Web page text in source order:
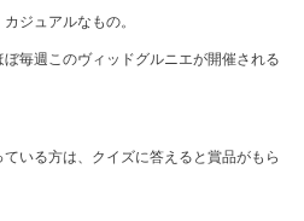
ジュアルなもの。
毎週このヴィッドグルニエが開催される
いる方は、クイズに答えると賞品がもら